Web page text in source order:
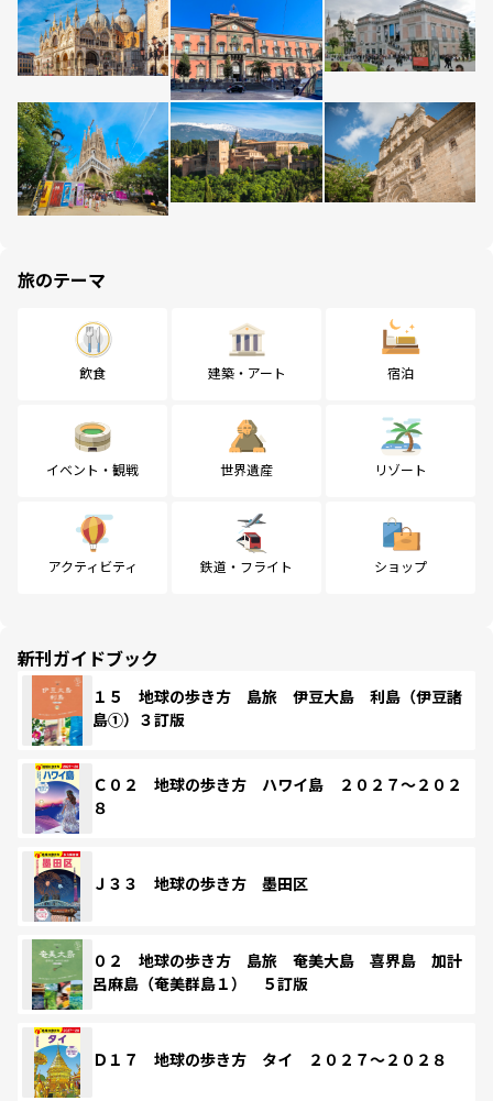
旅のテーマ
飲食 建築・アート 宿泊
イベント・観戦 世界遺産 リゾート
アクティビティ 鉄道・フライト ショップ
新刊ガイドブック
１５ 地球の歩き方 島旅 伊豆大島 利島（伊豆諸
島①）３訂版
Ｃ０２ 地球の歩き方 ハワイ島 ２０２７～２０２
８
Ｊ３３ 地球の歩き方 墨田区
０２ 地球の歩き方 島旅 奄美大島 喜界島 加計
呂麻島（奄美群島１） ５訂版
Ｄ１７ 地球の歩き方 タイ ２０２７～２０２８